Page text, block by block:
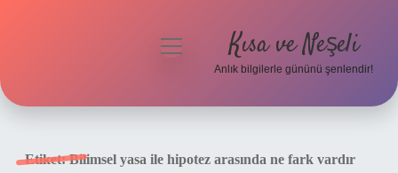
menüyü
Kısa ve Neşeli
Anlık bilgilerle gününü şenlendir!
Etiket:Bilimsel yasa ile hipotez arasında ne fark vardır